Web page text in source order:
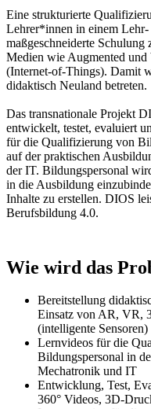
Eine strukturierte
Lehrer*innen in einem
maßgeschneiderte Schulung
Medien wie Augmented
(Internet-of-Things). Damit
didaktisch Neuland betreten.
Das transnationale Projekt
entwickelt, testet, evaluiert
für die Qualifizierung von
auf der praktischen
der IT. Bildungspersonal
in die Ausbildung
Inhalte zu erstellen. DIOS
Berufsbildung 4.0.
Wie wird das
Bereitstellung
Einsatz von AR, VR,
(intelligente Sensoren)
Lernvideos für die
Bildungspersonal in
Mechatronik und IT
Entwicklung, Test,
360° Videos, 3D-